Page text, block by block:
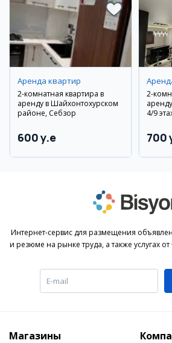
Аренда квартир
2-комнатная квартира в
аренду в Шайхонтохурском
районе, Себзор
600 y.e
2-
4/9
700
Интернет-сервис для размещения
и резюме на рынке труда, а также услугах
Магазины